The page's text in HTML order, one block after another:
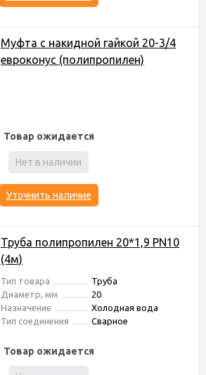
Муфта с накидной гайкой 20-3/4
евроконус (полипропилен)
Товар ожидается
Нет в наличии
Уточнить наличие
Труба полипропилен 20*1,9 PN10
(4м)
Тип товара
Труба
Диаметр, мм
20
Назначение
Холодная вода
Тип соединения
Сварное
Товар ожидается